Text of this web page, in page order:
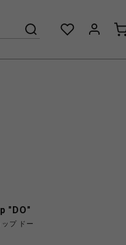
"DO"
プ ドー